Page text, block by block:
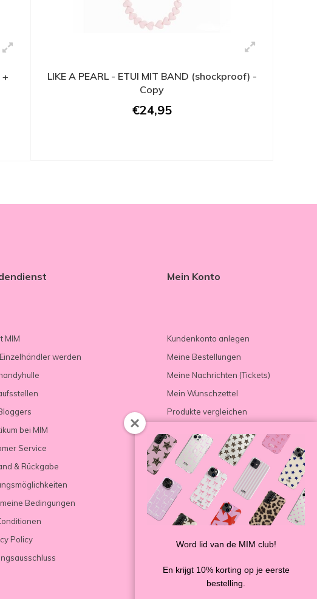
+
LIKE A PEARL - ETUI MIT BAND (shockproof) -
Copy
€24,95
MIM
werden
bei MIM
Service
& Rückgabe
Bedingungen
Policy
Mein Konto
Kundenkonto anlegen
Meine Bestellungen
Meine Nachrichten (Tickets)
Mein Wunschzettel
Produkte vergleichen
Word lid van de MIM club!
En krijgt 10% korting op je eerste
bestelling.